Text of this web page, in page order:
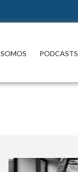
SOMOS PODCASTS